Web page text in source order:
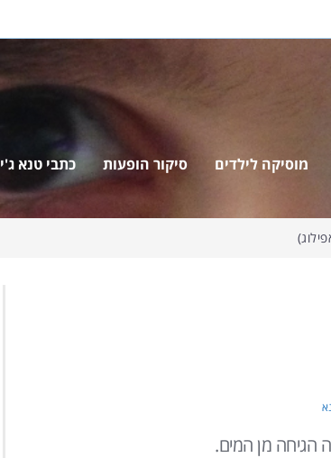
מוסיקה לילדים סיקור הופעות כתבי טנא ג'י
הגיחה מן המים.